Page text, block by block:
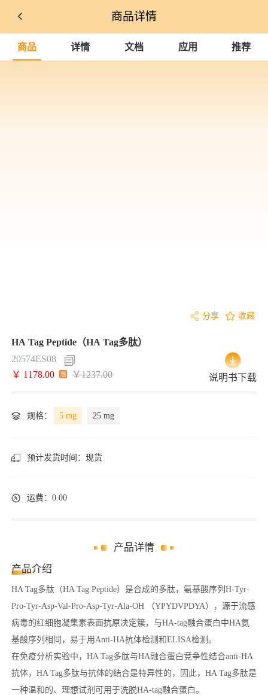
商品详情
商品 详情 文档 应用 推荐
分享 收藏
HA Tag Peptide（HA Tag多肽）
20574ES08
￥ 1178.00
￥1237.00 说明书下载
规格： 5 mg 25 mg
预计发货时间： 现货
运费：0.00
产品详情
产品介绍
HA Tag多肽（HA Tag Peptide）是合成的多肽，氨基酸序列H-Tyr-
Pro-Tyr-Asp-Val-Pro-Asp-Tyr-Ala-OH （YPYDVPDYA），源于流感
病毒的红细胞凝集素表面抗原决定簇，与HA-tag融合蛋白中HA氨
基酸序列相同，易于用Anti-HA抗体检测和ELISA检测。
在免疫分析实验中，HA Tag多肽与HA融合蛋白竞争性结合anti-HA
抗体，HA Tag多肽与抗体的结合是特异性的，因此，HA Tag多肽是
一种温和的、理想试剂可用于洗脱HA-tag融合蛋白。